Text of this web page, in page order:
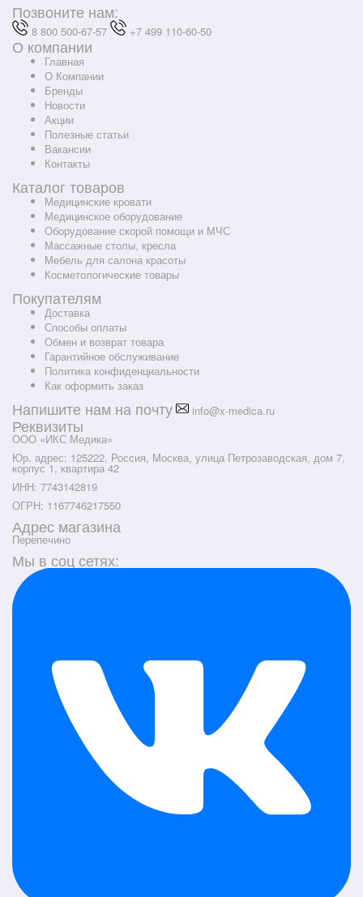
Позвоните нам:
8 800 500-67-57 +7 499 110-60-50
О компании
Главная
О Компании
Бренды
Новости
Акции
Полезные статьи
Вакансии
Контакты
Каталог товаров
Медицинские кровати
Медицинское оборудование
Оборудование скорой помощи и МЧС
Массажные столы, кресла
Мебель для салона красоты
Косметологические товары
Покупателям
Доставка
Способы оплаты
Обмен и возврат товара
Гарантийное обслуживание
Политика конфиденциальности
Как оформить заказ
Напишите нам на почту info@x-medica.ru
Реквизиты
ООО «ИКС Медика»
Юр. адрес: 125222, Россия, Москва, улица Петрозаводская, дом 7,
корпус 1, квартира 42
ИНН: 7743142819
ОГРН: 1167746217550
Адрес магазина
Перепечино
Мы в соц сетях: